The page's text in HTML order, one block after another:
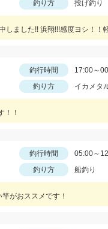
ジ
釣り方 投げ釣り
ました!! 浜翔!!!感度ヨシ！！
釣行時間
17:00～
釣り方 イカメタ
！！
釣行時間
05:00～
釣り方 船釣り
がおススメです！